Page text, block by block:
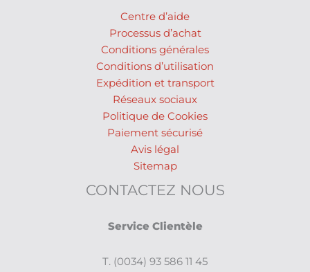
Centre d’aide
Processus d’achat
Conditions générales
Conditions d’utilisation
Expédition et transport
Réseaux sociaux
Politique de Cookies
Paiement sécurisé
Avis légal
Sitemap
CONTACTEZ NOUS
Service Clientèle
T. (0034) 93 586 11 45